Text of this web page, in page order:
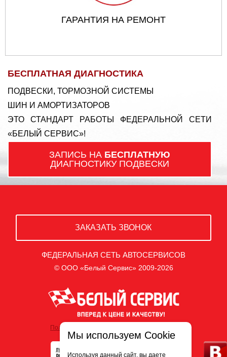
ГАРАНТИЯ НА РЕМОНТ
БЕСПЛАТНАЯ ДИАГНОСТИКА
ПОДВЕСКИ, ТОРМОЗНОЙ СИСТЕМЫ
ШИН И АМОРТИЗАТОРОВ
ЭТО СТАНДАРТ РАБОТЫ ФЕДЕРАЛЬНОЙ СЕТИ
«БЕЛЫЙ СЕРВИС»!
ЗАПИСЬ НА БЕСПЛАТНУЮ
ДИАГНОСТИКУ ПОДВЕСКИ
ЗАКАЗАТЬ ЗВОНОК
ФЕДЕРАЛЬНАЯ СЕТЬ АВТОСЕРВИСОВ
© ООО «Белый Сервис» 2009-2026
Политика обработки персональных данных
Мы используем Cookie
Используя данный сайт, вы даете